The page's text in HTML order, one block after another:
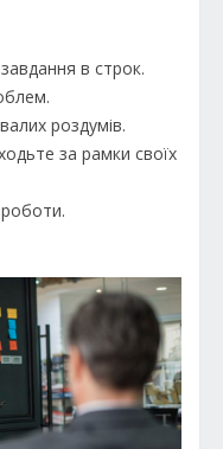
в строк.
роздумів.
за рамки своїх
роботи.